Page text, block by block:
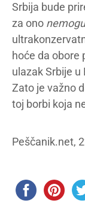
Srbija bude
za ono
hoće da obore
ulazak Srbije u
Zato je važno
toj borbi koja
Peščanik.net,